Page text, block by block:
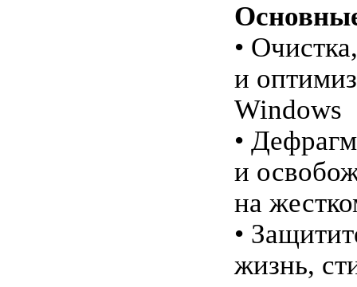
•
и
Windows
•
и
на
•
жизнь,